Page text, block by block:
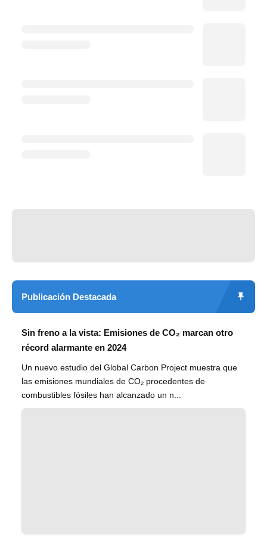
Publicación Destacada
Sin freno a la vista: Emisiones de CO₂ marcan otro
récord alarmante en 2024
Un nuevo estudio del Global Carbon Project muestra que
las emisiones mundiales de CO₂ procedentes de
combustibles fósiles han alcanzado un n...